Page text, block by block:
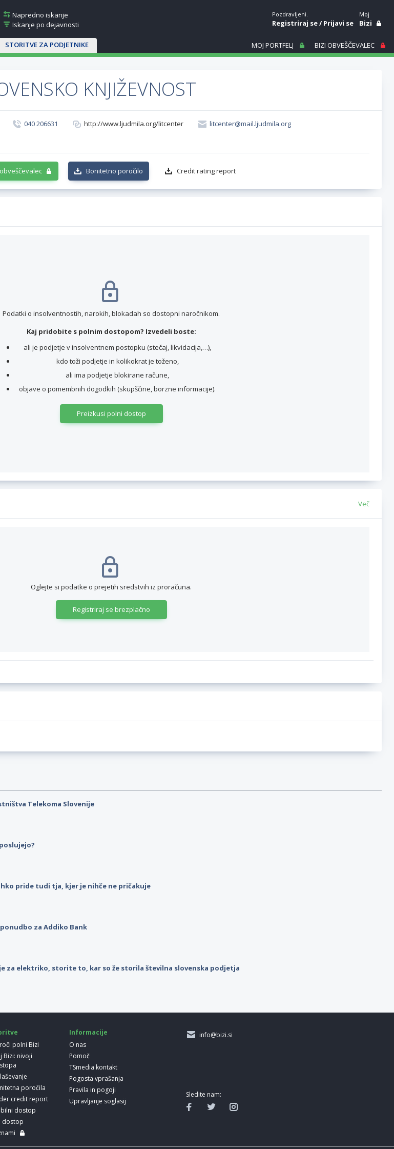
Napredno iskanje
Iskanje po dejavnosti
STORITVE ZA PODJETNIKE
Pozdravljeni.
Registriraj se/Prijavi se
Moj
Bizi
MOJ PORTFELJ BIZI OBVEŠČEVALEC
KNJIŽEVNOST
040 206631 http://www.ljudmila.org/litcenter
litcenter@mail.ljudmila.org
Bonitetno poročilo Credit rating report
Podatki o insolventnostih, narokih, blokadah so dostopni naročnikom.
Kaj pridobite s polnim dostopom? Izvedeli boste:
ali je podjetje v insolventnem postopku (stečaj, likvidacija,…),
kdo toži podjetje in kolikokrat je toženo,
ali ima podjetje blokirane račune,
objave o pomembnih dogodkih (skupščine, borzne informacije).
Preizkusi polni dostop
Več
Oglejte si podatke o prejetih sredstvih iz proračuna.
Registriraj se brezplačno
Telekoma Slovenije
pride tudi tja, kjer je nihče ne pričakuje
za Addiko Bank
za elektriko, storite to, kar so že storila številna slovenska podjetja
polni Bizi
Bizi: nivoji
poročila
credit report
dostop
dostop
Informacije
O nas
Pomoč
TSmedia kontakt
Pogosta vprašanja
Pravila in pogoji
Upravljanje soglasij
info@bizi.si
Sledite nam: